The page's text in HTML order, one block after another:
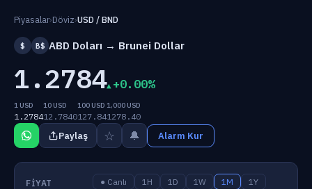
Piyasalar›Döviz›USD / BND
$ B$ ABD Doları → Brunei Dollar
1.2784 +0.00%
1 USD
1.2784
10 USD
12.7840
100 USD
127.84
1,000 USD
1278.40
Paylaş ☆ 🔔 Alarm Kur
FIYAT
● Canlı 1H 1D 1W 1M
1Y